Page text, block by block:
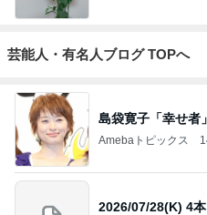
芸能人・有名人ブログ TOPへ
島袋寛子「幸せ者
Amebaトピックス
2026/07/28(K) 4本